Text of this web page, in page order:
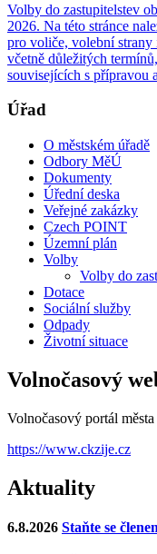
Volby do zastupitelstev
2026. Na této stránce
pro voliče, volební
včetně důležitých
souvisejících s přípravou
Úřad
O městském úřadě
Odbory MěÚ
Dokumenty
Úřední deska
Veřejné zakázky
Czech POINT
Územní plán
Volby
Volby do
Dotace
Sociální služby
Odpady
Životní situace
Volnočasový
Volnočasový portál
https://www.ckzije.cz
Aktuality
6.8.2026 Staňte se